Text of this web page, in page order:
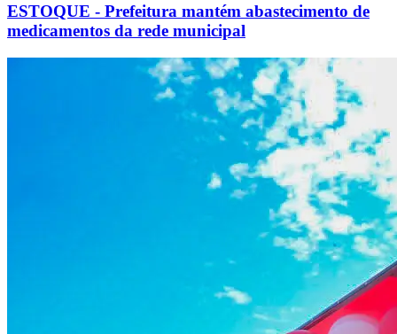
ESTOQUE - Prefeitura mantém abastecimento de
medicamentos da rede municipal